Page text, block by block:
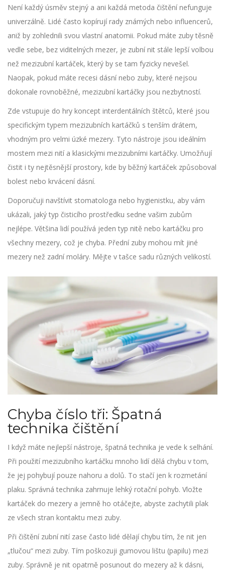
Není každý úsměv stejný a ani každá metoda čištění nefunguje
univerzálně. Lidé často kopírují rady známých nebo influencerů,
aniž by zohlednili svou vlastní anatomii. Pokud máte zuby těsně
vedle sebe, bez viditelných mezer, je zubní nit stále lepší volbou
než mezizubní kartáček, který by se tam fyzicky nevešel.
Naopak, pokud máte recesi dásní nebo zuby, které nejsou
dokonale rovnoběžné, mezizubní kartáčky jsou nezbytností.
Zde vstupuje do hry koncept interdentálních štětců, které jsou
specifickým typem mezizubních kartáčků s tenším drátem,
vhodným pro velmi úzké mezery. Tyto nástroje jsou ideálním
mostem mezi nití a klasickými mezizubními kartáčky. Umožňují
čistit i ty nejtěsnější prostory, kde by běžný kartáček způsoboval
bolest nebo krvácení dásní.
Doporučuji navštívit stomatologa nebo hygienistku, aby vám
ukázali, jaký typ čisticího prostředku sedne vašim zubům
nejlépe. Většina lidí používá jeden typ nitě nebo kartáčku pro
všechny mezery, což je chyba. Přední zuby mohou mít jiné
mezery než zadní moláry. Mějte v tašce sadu různých velikostí.
Chyba číslo tři: Špatná
technika čištění
I když máte nejlepší nástroje, špatná technika je vede k selhání.
Při použití mezizubního kartáčku mnoho lidí dělá chybu v tom,
že jej pohybují pouze nahoru a dolů. To stačí jen k rozmetání
plaku. Správná technika zahrnuje lehký rotační pohyb. Vložte
kartáček do mezery a jemně ho otáčejte, abyste zachytili plak
ze všech stran kontaktu mezi zuby.
Při čištění zubní nití zase často lidé dělají chybu tím, že nit jen
„tlučou“ mezi zuby. Tím poškozuji gumovou lištu (papilu) mezi
zuby. Správně je nit opatrně posunout do mezery až k dásni,